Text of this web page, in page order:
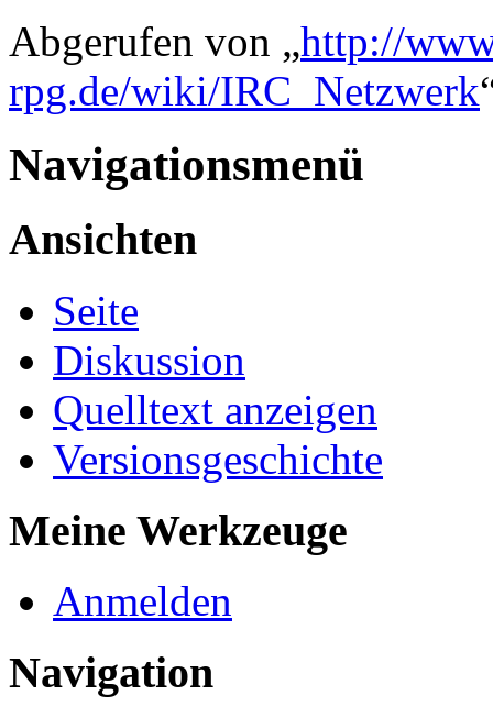
Abgerufen von „http://
rpg.de/wiki/IRC_Netzwerk
Navigationsmenü
Ansichten
Seite
Diskussion
Quelltext anzeigen
Versionsgeschichte
Meine Werkzeuge
Anmelden
Navigation